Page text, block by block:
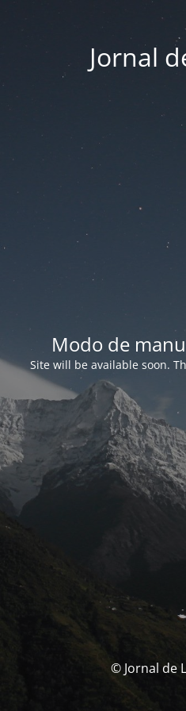
Jornal
Modo de
Site will be available soon.
© Jornal de